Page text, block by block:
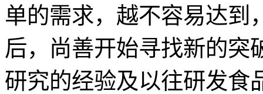
单的需求，越不容易达到
后，尚善开始寻找新的突
研究的经验及以往研发食